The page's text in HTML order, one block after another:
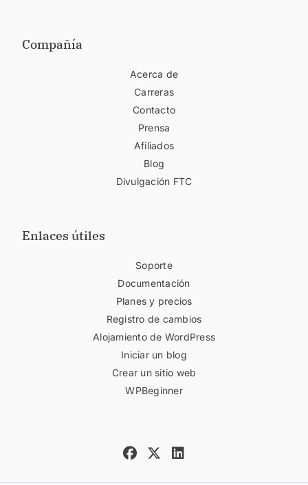
Compañía
Acerca de
Carreras
Contacto
Prensa
Afiliados
Blog
Divulgación FTC
Enlaces útiles
Soporte
Documentación
Planes y precios
Registro de cambios
Alojamiento de WordPress
Iniciar un blog
Crear un sitio web
WPBeginner